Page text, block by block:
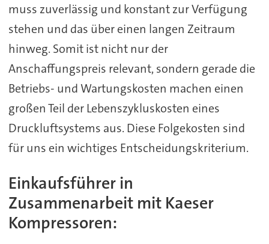
muss zuverlässig und konstant zur Verfügung
stehen und das über einen langen Zeitraum
hinweg. Somit ist nicht nur der
Anschaffungspreis relevant, sondern gerade die
Betriebs- und Wartungskosten machen einen
großen Teil der Lebenszykluskosten eines
Druckluftsystems aus. Diese Folgekosten sind
für uns ein wichtiges Entscheidungskriterium.
Einkaufsführer in
Zusammenarbeit mit Kaeser
Kompressoren: